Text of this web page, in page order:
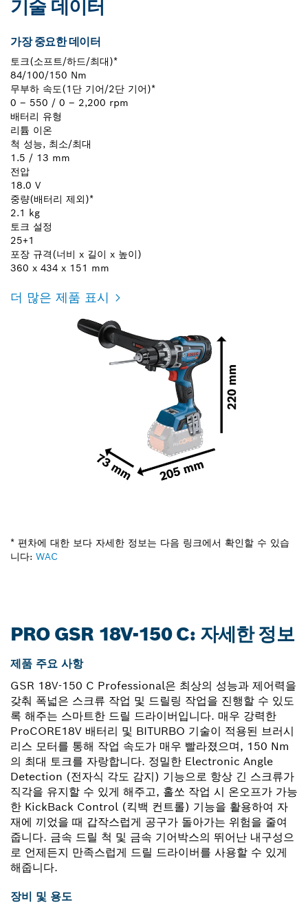
기술 데이터
가장 중요한 데이터
토크(소프트/하드/최대)*
84/100/150 Nm
무부하 속도(1단 기어/2단 기어)*
0 – 550 / 0 – 2,200 rpm
배터리 유형
리튬 이온
척 성능, 최소/최대
1.5 / 13 mm
전압
18.0 V
중량(배터리 제외)*
2.1 kg
토크 설정
25+1
포장 규격(너비 x 길이 x 높이)
360 x 434 x 151 mm
더 많은 제품 표시
* 편차에 대한 보다 자세한 정보는 다음 링크에서 확인할 수 있습
니다: WAC
PRO GSR 18V-150 C: 자세한 정보
제품 주요 사항
GSR 18V-150 C Professional은 최상의 성능과 제어력을
갖춰 폭넓은 스크류 작업 및 드릴링 작업을 진행할 수 있도
록 해주는 스마트한 드릴 드라이버입니다. 매우 강력한
ProCORE18V 배터리 및 BITURBO 기술이 적용된 브러시
리스 모터를 통해 작업 속도가 매우 빨라졌으며, 150 Nm
의 최대 토크를 자랑합니다. 정밀한 Electronic Angle
Detection (전자식 각도 감지) 기능으로 항상 긴 스크류가
직각을 유지할 수 있게 해주고, 홀쏘 작업 시 온오프가 가능
한 KickBack Control (킥백 컨트롤) 기능을 활용하여 자
재에 끼었을 때 갑작스럽게 공구가 돌아가는 위험을 줄여
줍니다. 금속 드릴 척 및 금속 기어박스의 뛰어난 내구성으
로 언제든지 만족스럽게 드릴 드라이버를 사용할 수 있게
해줍니다.
장비 및 용도